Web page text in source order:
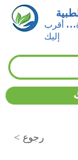
أقرب
إليك
< رجوع